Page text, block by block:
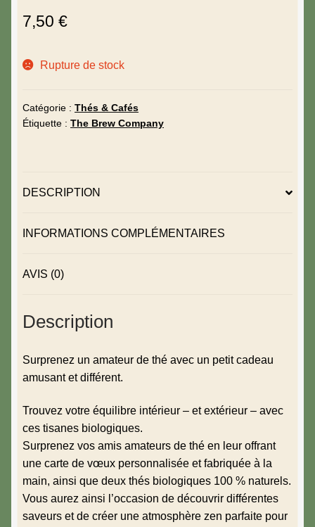
7,50 €
Rupture de stock
Catégorie : Thés & Cafés
Étiquette : The Brew Company
DESCRIPTION
INFORMATIONS COMPLÉMENTAIRES
AVIS (0)
Description
Surprenez un amateur de thé avec un petit cadeau
amusant et différent.
Trouvez votre équilibre intérieur – et extérieur – avec
ces tisanes biologiques.
Surprenez vos amis amateurs de thé en leur offrant
une carte de vœux personnalisée et fabriquée à la
main, ainsi que deux thés biologiques 100 % naturels.
Vous aurez ainsi l’occasion de découvrir différentes
saveurs et de créer une atmosphère zen parfaite pour